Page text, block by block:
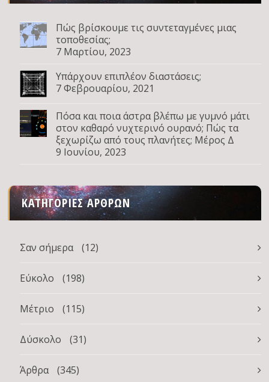
Πώς βρίσκουμε τις συντεταγμένες μιας
τοποθεσίας;
7 Μαρτίου, 2023
Υπάρχουν επιπλέον διαστάσεις;
7 Φεβρουαρίου, 2021
Πόσα και ποια άστρα βλέπω με γυμνό μάτι
στον καθαρό νυχτερινό ουρανό; Πώς τα
ξεχωρίζω από τους πλανήτες; Μέρος Δ
9 Ιουνίου, 2023
ΚΑΤΗΓΟΡΊΕΣ ΆΡΘΡΩΝ
Σαν σήμερα (12)
Εύκολο (198)
Μέτριο (115)
Δύσκολο (31)
Άρθρα
(345)